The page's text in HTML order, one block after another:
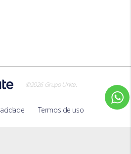
©2026 Grupo Unite.
Termos de uso